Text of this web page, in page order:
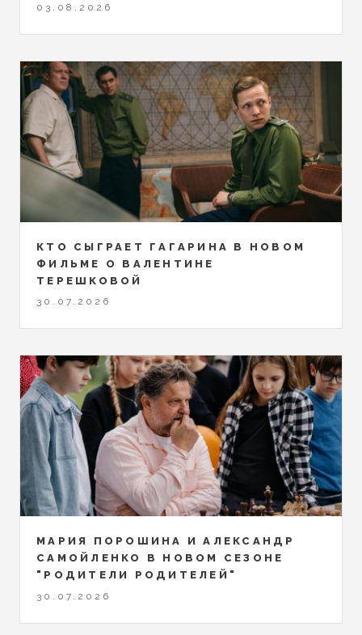
03.08.2026
КТО СЫГРАЕТ ГАГАРИНА В НОВОМ
ФИЛЬМЕ О ВАЛЕНТИНЕ
ТЕРЕШКОВОЙ
30.07.2026
МАРИЯ ПОРОШИНА И АЛЕКСАНДР
САМОЙЛЕНКО В НОВОМ СЕЗОНЕ
"РОДИТЕЛИ РОДИТЕЛЕЙ"
30.07.2026